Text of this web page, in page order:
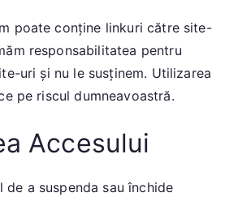
poate conține linkuri către site-
responsabilitatea pentru
uri și nu le susținem. Utilizarea
pe riscul dumneavoastră.
Accesului
de a suspenda sau închide